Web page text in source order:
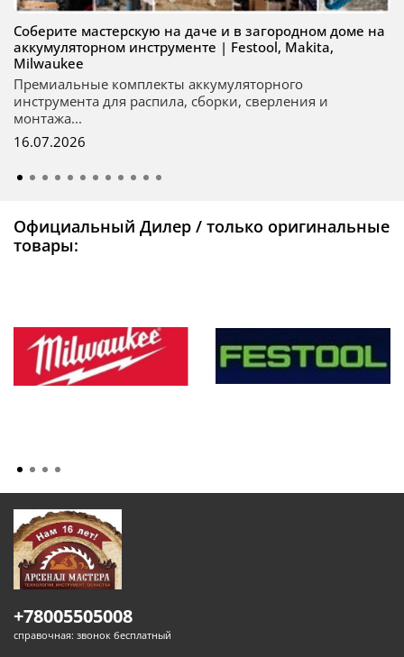
Соберите мастерскую на даче и в загородном доме на
аккумуляторном инструменте | Festool, Makita,
Milwaukee
Премиальные комплекты аккумуляторного
инструмента для распила, сборки, сверления и
монтажа...
16.07.2026
Официальный Дилер / только оригинальные
товары:
+78005505008
справочная: звонок бесплатный